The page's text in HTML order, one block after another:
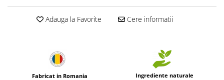
Adauga la Favorite Cere informatii
Fabricat in Romania Ingrediente naturale